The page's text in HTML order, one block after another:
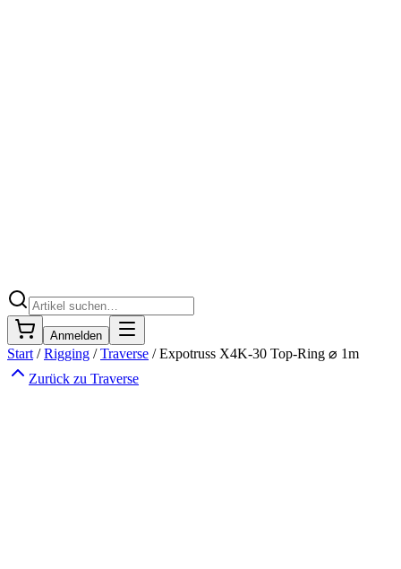
Anmelden
Start /Rigging /Traverse /Expotruss X4K-30 Top-Ring ⌀ 1m
Zurück zu Traverse